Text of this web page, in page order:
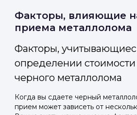
Отправить код
Факторы, влияющие
приема металлолома
Факторы,
определении
черного металлолома
Когда вы сдаете черный
прием может зависеть от